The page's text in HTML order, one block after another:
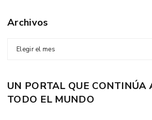
Archivos
Elegir el mes
UN PORTAL QUE CONTINÚA
TODO EL MUNDO